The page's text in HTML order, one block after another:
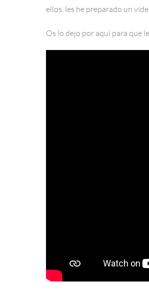
ellos, les he preparado un
Os lo dejo por aquí para que